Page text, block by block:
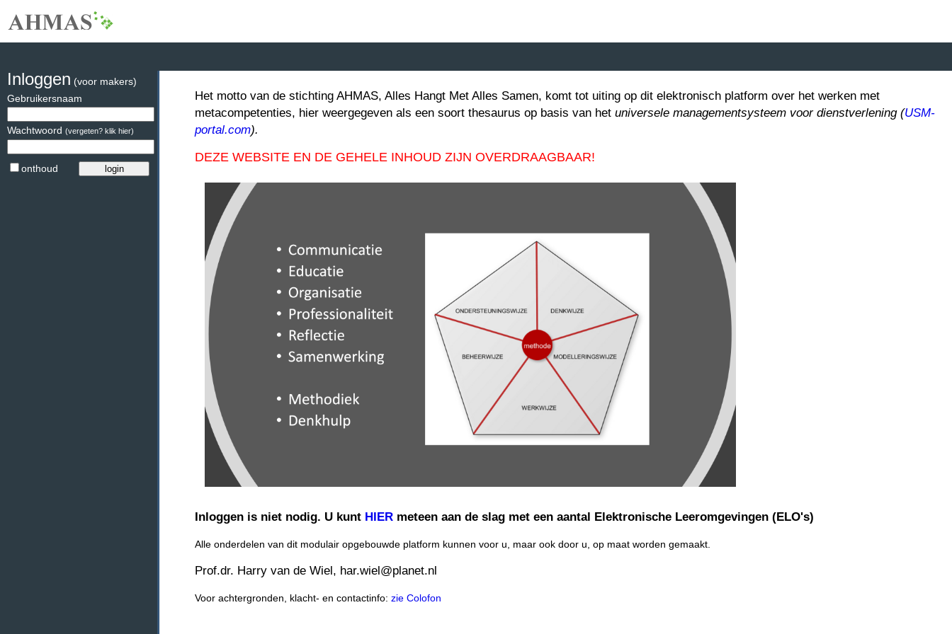
Het motto van de stichting AHMAS, Alles Hangt Met Alles Samen, komt tot uiting op dit elektronisch platform over het werken met
metacompetenties, hier weergegeven als een soort thesaurus op basis van het universele managementsysteem voor dienstverlening (USM-
portal.com).
DEZE WEBSITE EN DE GEHELE INHOUD ZIJN OVERDRAAGBAAR!
Inloggen is niet nodig. U kunt HIER meteen aan de slag met een aantal Elektronische Leeromgevingen (ELO's)
Alle onderdelen van dit modulair opgebouwde platform kunnen voor u, maar ook door u, op maat worden gemaakt.
Prof.dr. Harry van de Wiel, har.wiel@planet.nl
Voor achtergronden, klacht- en contactinfo: zie Colofon
Inloggen (voor makers)
Gebruikersnaam
Wachtwoord (vergeten? klik hier)
onthoud